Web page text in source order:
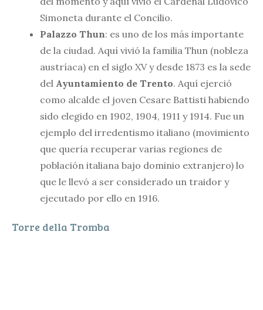
Simoneta durante el Concilio.
Palazzo Thun: es uno de los más importante
de la ciudad. Aquí vivió la familia Thun (nobleza
austríaca) en el siglo XV y desde 1873 es la sede
del Ayuntamiento de Trento. Aquí ejerció
como alcalde el joven Cesare Battisti habiendo
sido elegido en 1902, 1904, 1911 y 1914. Fue un
ejemplo del irredentismo italiano (movimiento
que quería recuperar varias regiones de
población italiana bajo dominio extranjero) lo
que le llevó a ser considerado un traidor y
ejecutado por ello en 1916.
Torre della Tromba